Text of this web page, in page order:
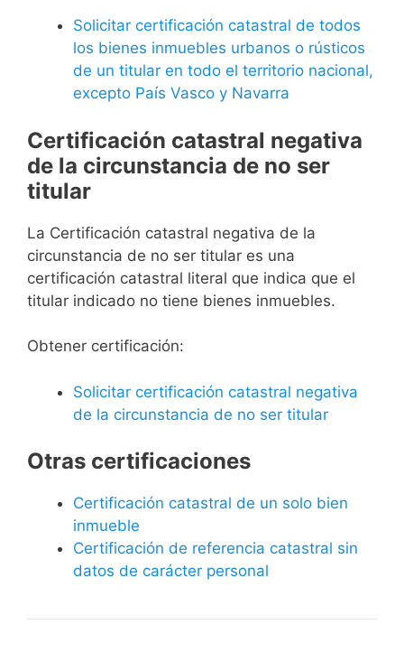
Solicitar certificación catastral de todos
los bienes inmuebles urbanos o rústicos
de un titular en todo el territorio nacional,
excepto País Vasco y Navarra
Certificación catastral negativa
de la circunstancia de no ser
titular
La Certificación catastral negativa de la
circunstancia de no ser titular es una
certificación catastral literal que indica que el
titular indicado no tiene bienes inmuebles.
Obtener certificación:
Solicitar certificación catastral negativa
de la circunstancia de no ser titular
Otras certificaciones
Certificación catastral de un solo bien
inmueble
Certificación de referencia catastral sin
datos de carácter personal